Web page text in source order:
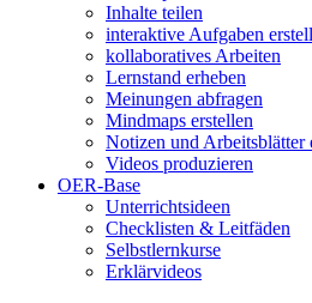
Inhalte teilen
interaktive Aufgaben
kollaboratives Arbeiten
Lernstand erheben
Meinungen abfragen
Mindmaps erstellen
Notizen und Arbeitsblätter
Videos produzieren
OER-Base
Unterrichtsideen
Checklisten & Leitfäden
Selbstlernkurse
Erklärvideos